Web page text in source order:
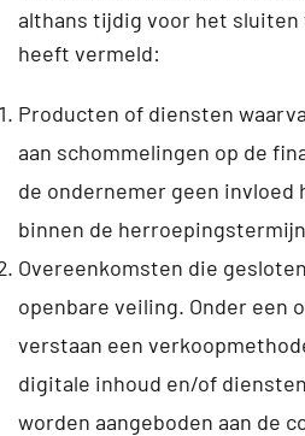
althans tijdig voor het sluiten
heeft vermeld:
Producten of diensten
aan schommelingen op de
de ondernemer geen invloed
binnen de
Overeenkomsten die
openbare veiling. Onder een
verstaan een
digitale inhoud en/of
worden aangeboden aan de